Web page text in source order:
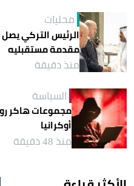
محليات
الرئيس التركي
مقدمة مستقبليه
منذ دقيقة
السياسة
مجموعات هاكر
أوكرانيا
منذ 48 دقيقة